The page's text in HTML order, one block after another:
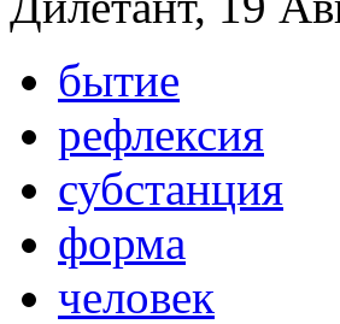
бытие
рефлексия
субстанция
форма
человек